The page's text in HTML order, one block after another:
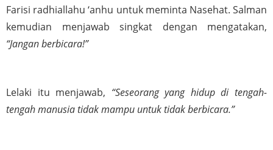
Farisi radhiallahu ‘anhu untuk meminta Nasehat. Salman
“Jangan berbicara!”
Lelaki itu menjawab, “Seseorang yang hidup di tengah-
tengah manusia tidak mampu untuk tidak berbicara.”